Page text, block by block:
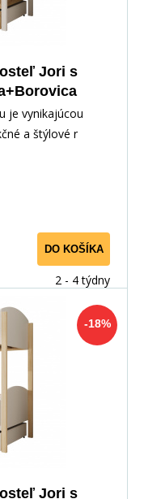
Jori s
je vynikajúcou
a štýlové r
DO KOŠÍKA
2 - 4 týdny
-18%
Jori s